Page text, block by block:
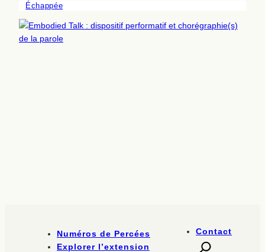
Échappée
Numéros de Percées
Explorer l’extension
Contact